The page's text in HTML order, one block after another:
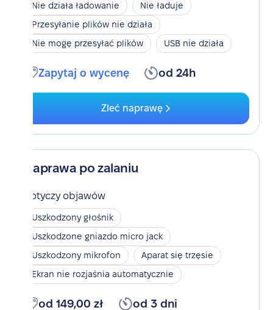
Nie działa ładowanie
Nie ładuje
Przesyłanie plików nie działa
Nie mogę przesyłać plików
USB nie działa
Zapytaj o wycenę od 24h
Zleć naprawę
Naprawa po zalaniu
Dotyczy objawów
Uszkodzony głośnik
Uszkodzone gniazdo micro jack
Uszkodzony mikrofon
Aparat się trzęsie
Ekran nie rozjaśnia automatycznie
od 149,00 zł od 3 dni